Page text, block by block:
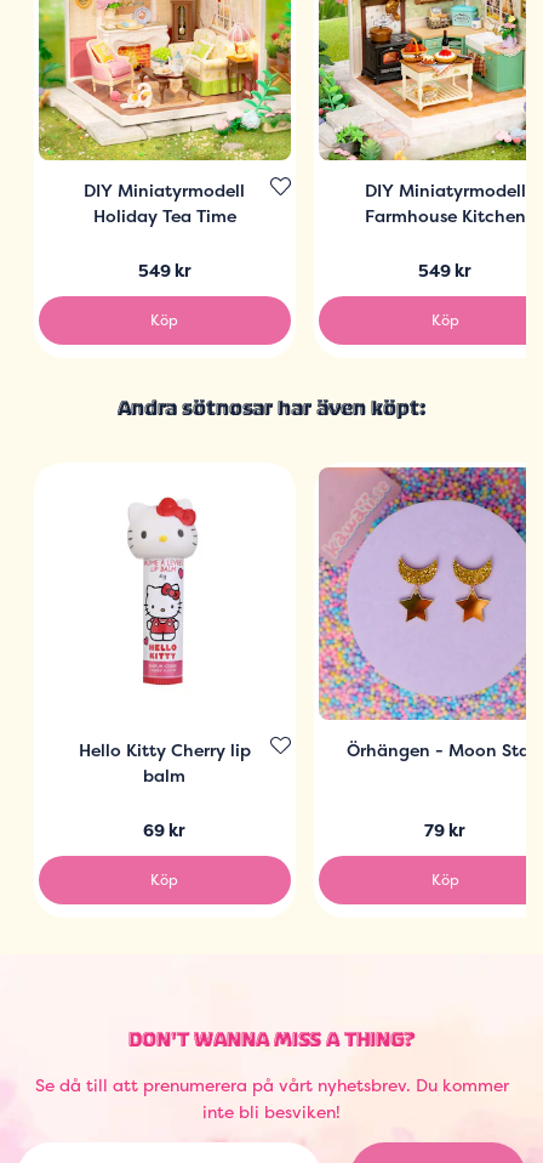
DIY Miniatyrmodell
Holiday Tea Time
549 kr
Köp
DIY Miniatyrmodell
Farmhouse Kitchen
549 kr
Köp
Andra sötnosar har även köpt:
Hello Kitty Cherry lip
balm
69 kr
Köp
Örhängen - Moon Stars
79 kr
Köp
DON'T WANNA MISS A THING?
Se då till att prenumerera på vårt nyhetsbrev. Du kommer
inte bli besviken!